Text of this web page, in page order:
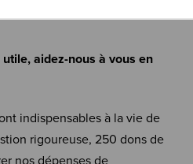
aidez-nous à vous en
indispensables à la vie de
rigoureuse, 250 dons de